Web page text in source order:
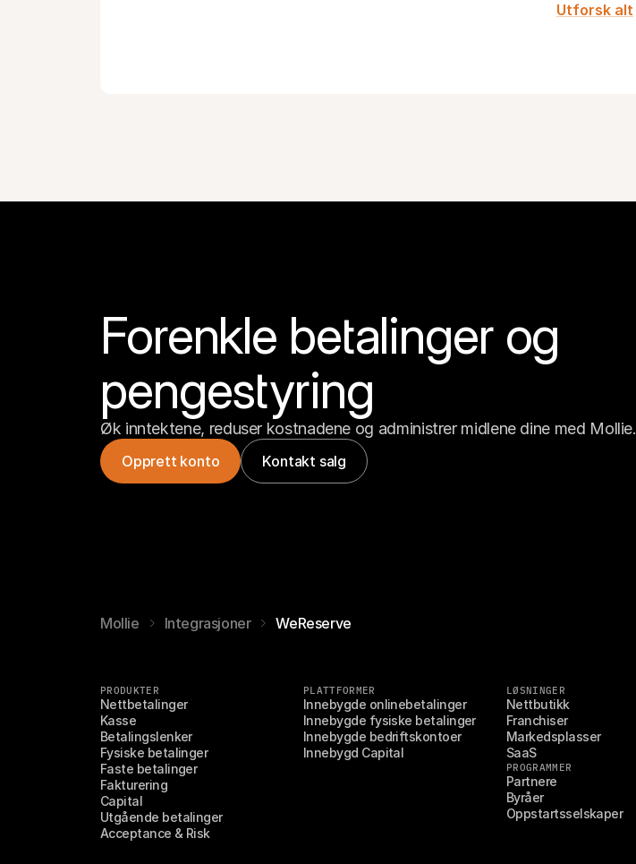
Utforsk alt
Forenkle betalinger og
pengestyring
Øk inntektene, reduser kostnadene og administrer midlene dine med Mollie.
Opprett konto Kontakt salg
Mollie Integrasjoner WeReserve
PRODUKTER
Nettbetalinger
Kasse
Betalingslenker
Fysiske betalinger
Faste betalinger
Fakturering
Capital
Utgående betalinger
Acceptance & Risk
PLATTFORMER
Innebygde onlinebetalinger
Innebygde fysiske betalinger
Innebygde bedriftskontoer
Innebygd Capital
LØSNINGER
Nettbutikk
Franchiser
Markedsplasser
SaaS
PROGRAMMER
Partnere
Byråer
Oppstartsselskaper